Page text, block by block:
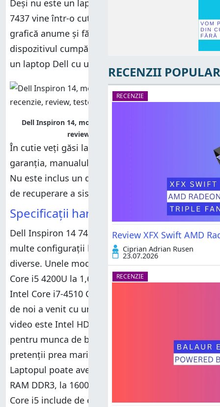
Verdict
Performanța în teste sintetice
Verdict
Deși nu este un laptop ieftin, Dell Inspiron 14
7437 vine într-o cutie standard de carton, fără o
grafică anume și fără a afișa detalii despre
dispozitivul cumpărat. Știi doar că ai cumpărat
un laptop Dell cu un procesor Intel. Și-atât!
Dell Inspiron 14, model 7437, performante, recenzie,
review, teste, comparatie
În cutie veți găsi laptop-ul, încărcătorul,
garanția, manualul de utilizare și alte pliante.
Nu este inclus un disc cu driveri ori cu unelte
de recuperare a sistemului.
Specificații hardware
Dell Inspiron 14 7437 este disponibil în mai
multe configurații hardware și la prețuri
diverse. Unele modele au un procesor Intel
Core i5 4200U la 1,6 GHz iar altele un procesor
Intel Core i7-4510 CPU la 2GHz. Modelul testat
de noi a venit cu un procesor Core i7. Placa
video este Intel HD4400 - perfect capabilă
pentru munca de birou și sesiuni de jocuri fără
pretenții prea mari din punct de vedere grafic.
Laptopul poate avea până la 8 GO de memorie
RAM DDR3, la 1600MHz. Modelul cu procesor
Core i5 include de obicei 6 GO de memorie
RECENZII
RECENZIE
Review XFX Swift AMD
Ciprian Adrian Rusen
23.07.2026
RECENZIE